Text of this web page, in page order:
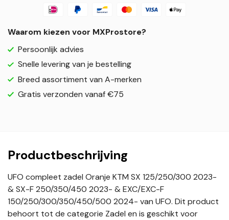
Waarom kiezen voor MXProstore?
Persoonlijk advies
Snelle levering van je bestelling
Breed assortiment van A-merken
Gratis verzonden vanaf €75
Productbeschrijving
UFO compleet zadel Oranje KTM SX 125/250/300 2023-
& SX-F 250/350/450 2023- & EXC/EXC-F
150/250/300/350/450/500 2024- van UFO. Dit product
behoort tot de categorie Zadel en is geschikt voor